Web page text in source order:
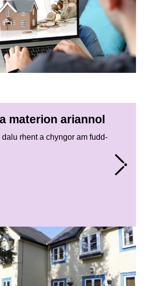
materion ariannol
rhent a chyngor am fudd-